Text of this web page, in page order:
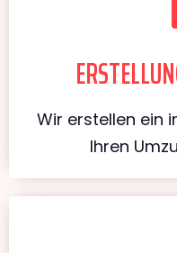
Wir erstellen ein
Ihren